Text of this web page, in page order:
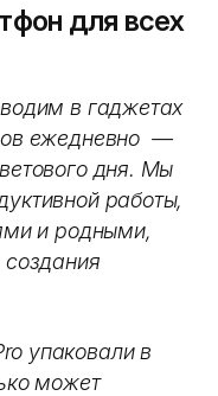
для всех
в гаджетах
ежедневно —
дня. Мы
работы,
и родными,
создания
упаковали в
может